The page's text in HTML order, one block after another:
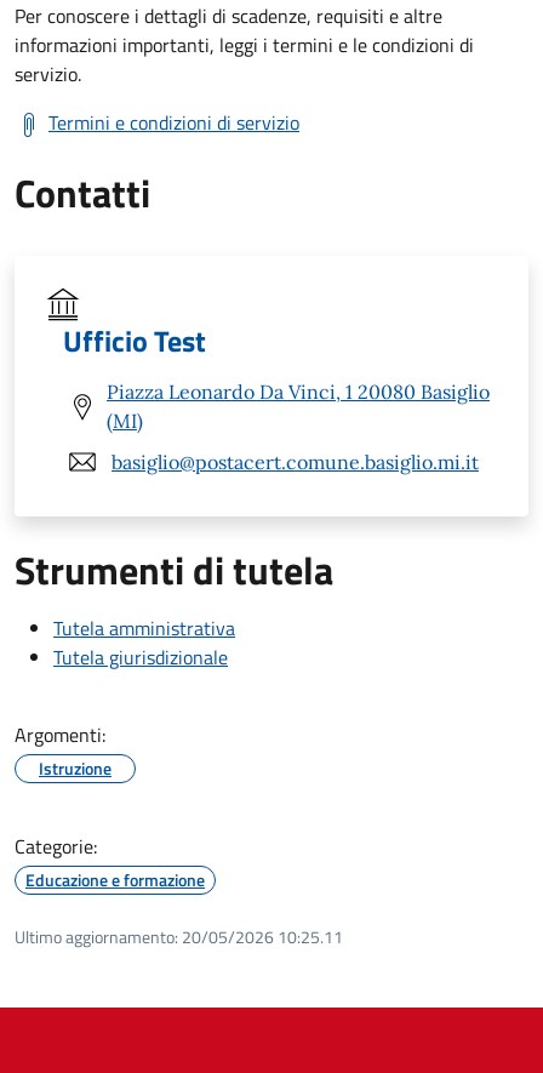
Per conoscere i dettagli di scadenze, requisiti e altre
informazioni importanti, leggi i termini e le condizioni di
servizio.
Termini e condizioni di servizio
Contatti
Ufficio Test
Piazza Leonardo Da Vinci, 1 20080 Basiglio
(MI)
basiglio@postacert.comune.basiglio.mi.it
Strumenti di tutela
Tutela amministrativa
Tutela giurisdizionale
Argomenti:
Istruzione
Categorie:
Educazione e formazione
Ultimo aggiornamento: 20/05/2026 10:25.11